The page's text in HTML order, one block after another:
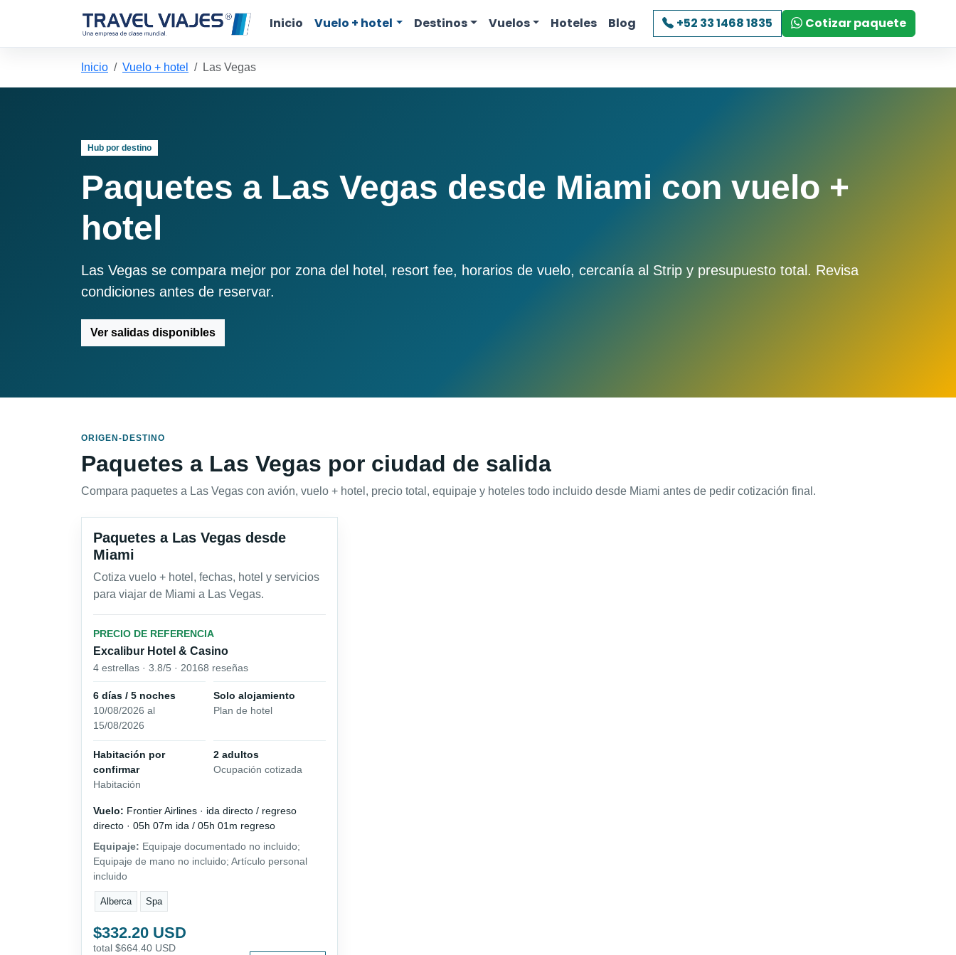
Inicio Vuelo + hotel Destinos Vuelos Hoteles Blog +52 33 1468 1835 Cotizar paquete
Inicio Vuelo + hotel Las Vegas
Hub por destino
Paquetes a Las Vegas desde Miami con vuelo +
hotel
Las Vegas se compara mejor por zona del hotel, resort fee, horarios de vuelo, cercanía al Strip y presupuesto total. Revisa
condiciones antes de reservar.
Ver salidas disponibles
ORIGEN-DESTINO
Paquetes a Las Vegas por ciudad de salida
Compara paquetes a Las Vegas con avión, vuelo + hotel, precio total, equipaje y hoteles todo incluido desde Miami antes de pedir cotización final.
Paquetes a Las Vegas desde
Miami
Cotiza vuelo + hotel, fechas, hotel y servicios
para viajar de Miami a Las Vegas.
PRECIO DE REFERENCIA
Excalibur Hotel & Casino
4 estrellas · 3.8/5 · 20168 reseñas
6 días / 5 noches
10/08/2026 al
15/08/2026
Solo alojamiento
Plan de hotel
Habitación por
confirmar
Habitación
2 adultos
Ocupación cotizada
Vuelo: Frontier Airlines · ida directo / regreso
directo · 05h 07m ida / 05h 01m regreso
Equipaje: Equipaje documentado no incluido;
Equipaje de mano no incluido; Artículo personal
incluido
Alberca Spa
$332.20 USD
total $664.40 USD